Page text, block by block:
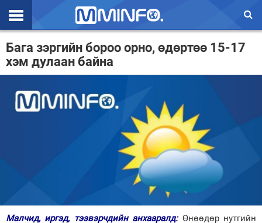
Эхлэл
Цаг агаар
Валют ханш
Улс төр
Нийгэм
Бага зэргийн бороо орно, өдөртөө 15-17
хэм дулаан байна
Малчид, иргэд, тээвэрчдийн анхааралд: Өнөөдөр нутгийн